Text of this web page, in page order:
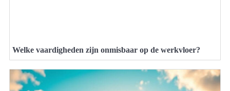
Welke vaardigheden zijn onmisbaar op de werkvloer?